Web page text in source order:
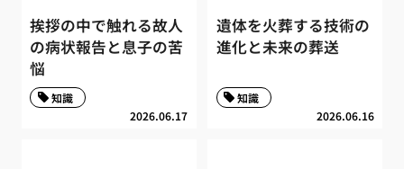
挨拶の中で触れる故人
の病状報告と息子の苦
悩
2026.06.17
知識
遺体を火葬する技術の
進化と未来の葬送
2026.06.16
知識